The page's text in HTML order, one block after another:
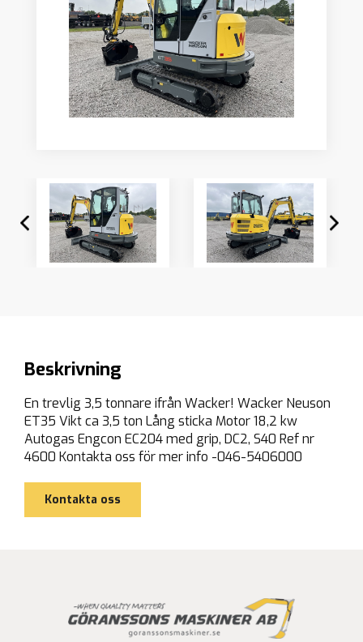
Beskrivning
En trevlig 3,5 tonnare ifrån Wacker! Wacker Neuson
ET35 Vikt ca 3,5 ton Lång sticka Motor 18,2 kw
Autogas Engcon EC204 med grip, DC2, S40 Ref nr
4600 Kontakta oss för mer info -046-5406000
Kontakta oss